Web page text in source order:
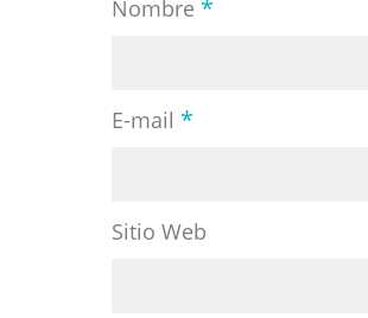
Nombre *
E-mail *
Sitio Web